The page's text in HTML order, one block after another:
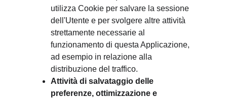
utilizza Cookie per salvare la sessione
dell'Utente e per svolgere altre attività
strettamente necessarie al
funzionamento di questa Applicazione,
ad esempio in relazione alla
distribuzione del traffico.
Attività di salvataggio delle
preferenze, ottimizzazione e